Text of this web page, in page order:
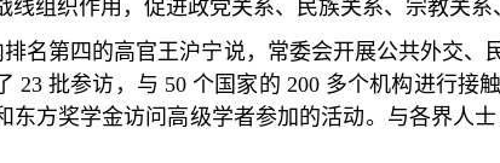
线组织作用，促进政党关系、民族关系、宗教关系
名第四的高官王沪宁说，常委会开展公共外交
23批参访，与 50个国家的 200 多个机构进行接
东方奖学金访问高级学者参加的活动。与各界人士